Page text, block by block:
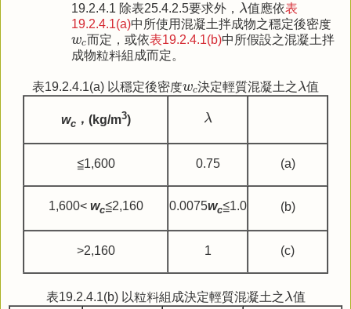
19.2.4.1 除表25.4.2.5要求外， λ值應依表
19.2.4.1(a)中所使用混凝土拌成物之穩定後密度
wc
w c而定，或依表19.2.4.1(b)中所假設之混凝土拌
成物粒料組成而定。
表19.2.4.1(a) 以穩定後密度wc
w c決定輕質混凝土之λ
λ 值
wc， (kg/m3) λ
λ
≦1,600 0.75 (a)
1,600<wc≦2,160 0.0075wc≦1.0 (b)
>2,160 1 (c)
表19.2.4.1(b) 以粒料組成決定輕質混凝土之λ
λ 值